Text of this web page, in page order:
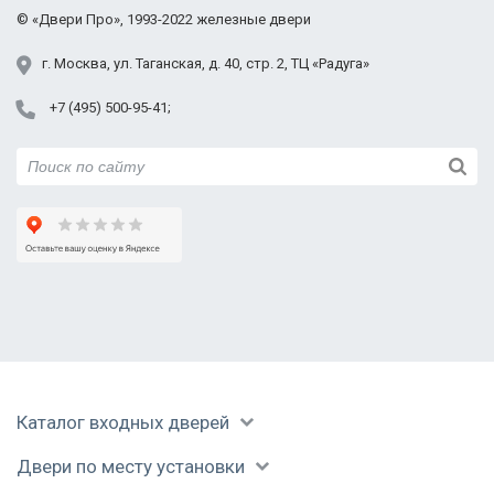
Пушкино
Реутов
Сергиев Посад
Солнечногорск
Ступино
Чехов
Щелково
г. Москва, ул. Таганская, д. 40, стр. 2, ТЦ «Радуга»
+7 (495) 500-95-41
© «Двери Про», 1993-2022 железные двери
Каталог входных дверей
Двери по месту установки